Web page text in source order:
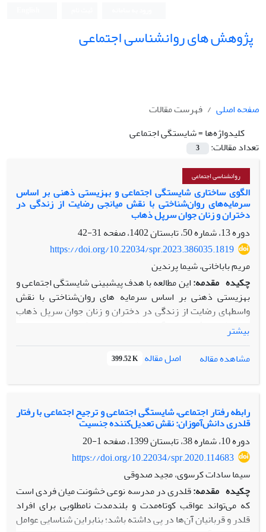
پژوهش های روانشناسی اجتماعی
صفحه اصلی
فهرست مقالات
کلیدواژه‌ها =شایستگی اجتماعی
تعداد مقالات:
3
روانشناسی اجتماعی
الگوی ساختاری شایستگی اجتماعی و بهزیستی ذهنی بر اساس
سرمایه‌های روان‌شناختی با نقش میانجی رضایت از زندگی در
دختران و زنان جوان سرپل ذهاب
دوره 13، شماره 50، تابستان 1402، صفحه
31-42
https://doi.org/10.22034/spr.2023.386035.1819
مریم باباخانی، شیما پرندین
چکیده مقدمه:این مطالعه با هدف پیش­بینی شایستگی اجتماعی و
بهزیستی ذهنی بر اساس سرمایه­ های روان‌شناختی با نقش
واسطه­ای رضایت از زندگی در دختران و زنان جوان سرپل ذهاب
انجام شد.
شامل 7000 نفر بودند و 364 نفر از آن­ها بر اساس فرمول کوکران
انتخاب شدند و مورد مطالعه قرار گرفتند. در این مطالعه، از
پرسش­نامه­ های شایستگی اجتماعی پرندین (۱۳۸۵)، بهزیستی
(2007) و رضایت از زندگی داینر و همکاران (1985) استفاده شد.
یافته‌ها:نتایج همبستگی معن ی­دار و مثبتی بین تمام متغیرها
نشان داد (p<0.05). نتایج نشان داد که سرمایه­های روانشناختی
شایستگی اجتماعی را تبیین کرد. نتایج همچنین نشان داد که
سرمایه­های روان‌شناختی بصورت مستقیم 70/79 درصد (0001/0
p= ،797/0= β)، و از طریق غیر مستقیم 00/16 درصد (0001/0 p=
،160/0= β)، از واریانس بهزیستی ذهنی را تبیین کرد. همچنین
بیشتر
مشاهده مقاله
اصل مقاله 399.52 K
رابطه رفتار اجتماعی، شایستگی اجتماعی و ترجیح اجتماعی با رفتار
قلدری دانش‌آموزان: نقش تعدیل‌کننده جنسیت
دوره 10، شماره 38، تابستان 1399، صفحه
1-20
https://doi.org/10.22034/spr.2020.114683
سیما سادات کرسوی، مجید صدوقی
چکیده مقدمه:قلدری در مدرسه نوعی خشونت میان فردی است
که می‌تواند عواقب کوتاه‌مدت و بلندمدت نامطلوبی برای افراد
قلدر و قربانیان آن‌ها در پی داشته باشد؛ بنابراین شناسایی عوامل